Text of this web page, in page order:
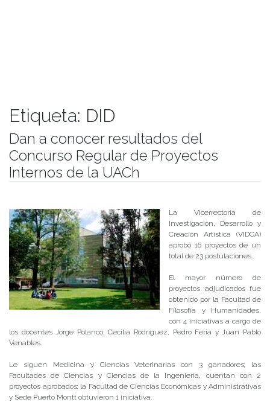
Etiqueta: DID
Dan a conocer resultados del
Concurso Regular de Proyectos
Internos de la UACh
La Vicerrectoría de
Investigación, Desarrollo y
Creación Artística (VIDCA)
aprobó 16 proyectos de un
total de 23 postulaciones.
El mayor número de
proyectos adjudicados fue
obtenido por la Facultad de
Filosofía y Humanidades,
con 4 iniciativas a cargo de
los docentes Jorge Polanco, Cecilia Rodríguez, Pedro Feria y Juan Pablo
Venables.
Le siguen Medicina y Ciencias Veterinarias con 3 ganadores; las
Facultades de Ciencias y Ciencias de la Ingeniería, cuentan con 2
proyectos aprobados; la Facultad de Ciencias Económicas y Administrativas
y Sede Puerto Montt obtuvieron 1 iniciativa.